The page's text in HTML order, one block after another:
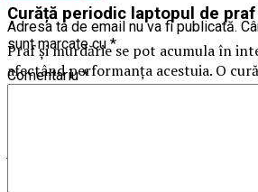
Curăță periodic laptopul de
Praf și murdărie se pot acumula în
afectând performanța acestuia. O
ajuta la menținerea unei circulații de
răcirea componentelor, prevenind
Închide aplicațiile și
Adresa ta de email nu va fi publicată.
sunt marcate cu *
Comentariu*